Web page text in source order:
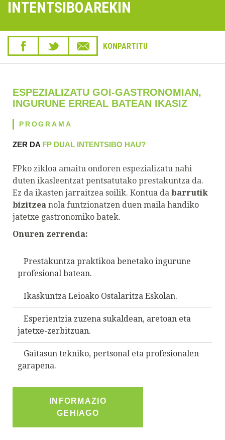
INTENTSIBOAREKIN
KONPARTITU
ESPEZIALIZATU GOI-GASTRONOMIAN,
INGURUNE ERREAL BATEAN IKASIZ
PROGRAMA
ZER DA FP DUAL INTENTSIBO HAU?
FPko zikloa amaitu ondoren espezializatu nahi
duten ikasleentzat pentsatutako prestakuntza da.
Ez da ikasten jarraitzea soilik. Kontua da barrutik
bizitzea nola funtzionatzen duen maila handiko
jatetxe gastronomiko batek.
Onuren zerrenda:
Prestakuntza praktikoa benetako ingurune
profesional batean.
Ikaskuntza Leioako Ostalaritza Eskolan.
Esperientzia zuzena sukaldean, aretoan eta
jatetxe-zerbitzuan.
Gaitasun tekniko, pertsonal eta profesionalen
garapena.
INFORMAZIO
GEHIAGO